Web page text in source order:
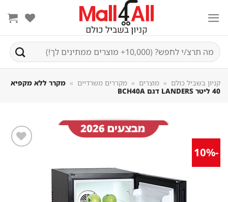
חיפוש
עבור:
קניון בשביל כולם מוצרים מקררים משרדיים
מקרר ללא מקפיא
40 ליטר LANDERS דגם BCH40A